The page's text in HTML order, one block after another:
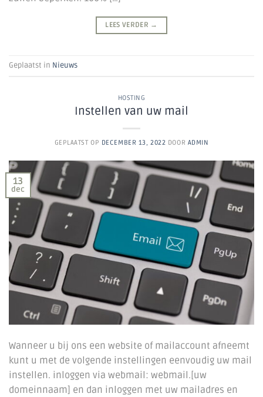
LEES VERDER →
Geplaatst in Nieuws
HOSTING
Instellen van uw mail
GEPLAATST OP DECEMBER 13, 2022 DOOR ADMIN
13
dec
Wanneer u bij ons een website of mailaccount afneemt
kunt u met de volgende instellingen eenvoudig uw mail
instellen. inloggen via webmail: webmail.[uw
domeinnaam] en dan inloggen met uw mailadres en